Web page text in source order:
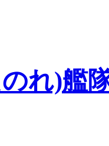
れ)艦